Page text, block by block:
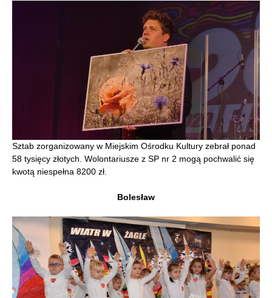
Sztab zorganizowany w Miejskim Ośrodku Kultury zebrał ponad
58 tysięcy złotych. Wolontariusze z SP nr 2 mogą pochwalić się
kwotą niespełna 8200 zł.
Bolesław